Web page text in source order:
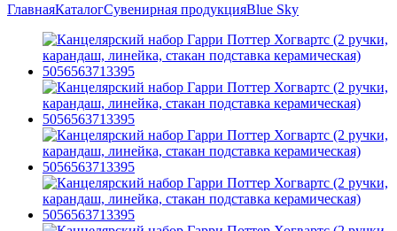
ГлавнаяКаталогСувенирная продукцияBlue Sky